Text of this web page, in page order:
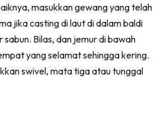
masukkan gewang yang telah
jika casting di laut di dalam baldi
sabun. Bilas, dan jemur di bawah
yang selamat sehingga kering.
swivel, mata tiga atau tunggal